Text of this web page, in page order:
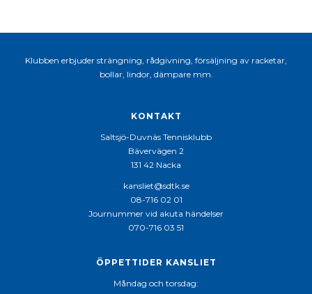
Klubben erbjuder strängning, rådgivning, försäljning av racketar,
bollar, lindor, dämpare mm.
KONTAKT
Saltsjö-Duvnäs Tennisklubb
Bävervägen 2
131 42 Nacka
kansliet@sdtk.se
08-716 02 01
Journummer vid akuta händelser
070-716 03 51
ÖPPETTIDER KANSLIET
Måndag och torsdag: